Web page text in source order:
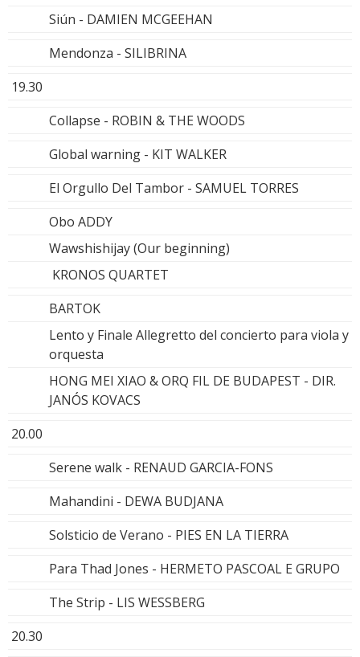
Siún - DAMIEN MCGEEHAN
Mendonza - SILIBRINA
19.30
Collapse - ROBIN & THE WOODS
Global warning - KIT WALKER
El Orgullo Del Tambor - SAMUEL TORRES
Obo ADDY
Wawshishijay (Our beginning)
KRONOS QUARTET
BARTOK
Lento y Finale Allegretto del concierto para viola y
orquesta
HONG MEI XIAO & ORQ FIL DE BUDAPEST - DIR.
JANÓS KOVACS
20.00
Serene walk - RENAUD GARCIA-FONS
Mahandini - DEWA BUDJANA
Solsticio de Verano - PIES EN LA TIERRA
Para Thad Jones - HERMETO PASCOAL E GRUPO
The Strip - LIS WESSBERG
20.30